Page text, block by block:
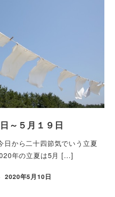
～５月１９日
日から二十四節気でいう立夏
年の立夏は5月 […]
2020年5月10日